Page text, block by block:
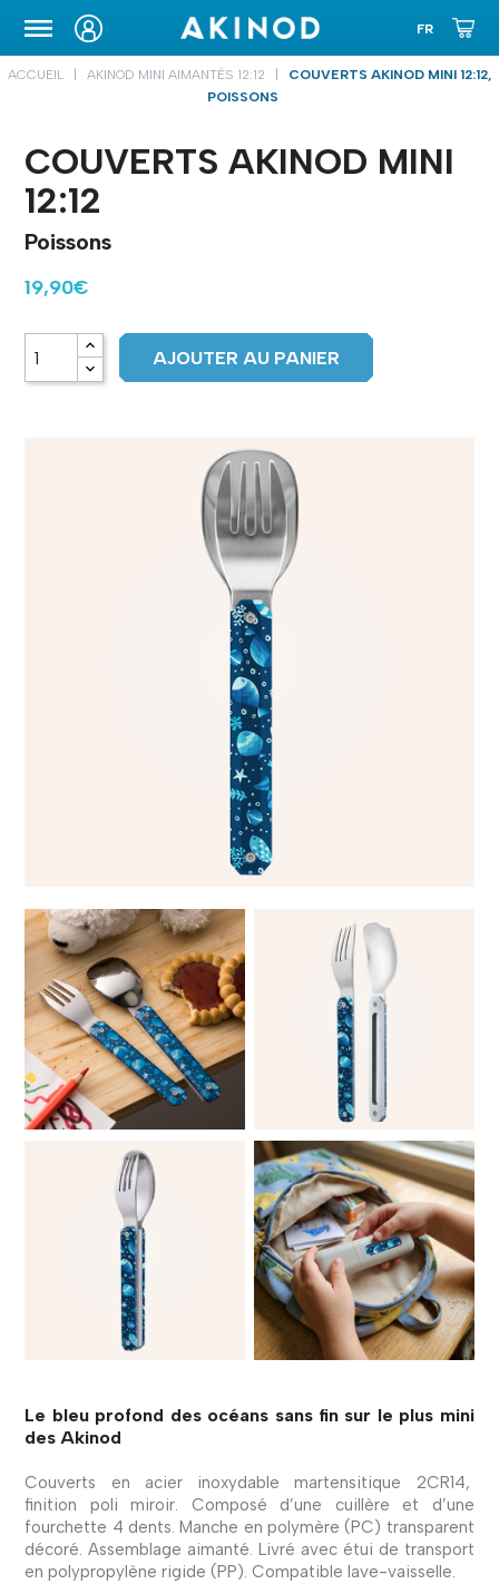
ETUIS DE TRANSPORT
ACCUEIL AKINOD MINI AIMANTÉS 12:12
COUVERTS AKINOD MINI 12:12,
POISSONS
COUVERTS AKINOD MINI
12:12
Poissons
19,90€
AJOUTER AU PANIER
Le bleu profond des océans sans fin sur le plus mini
des Akinod
Couverts en acier inoxydable martensitique 2CR14,
finition poli miroir. Composé d’une cuillère et d’une
fourchette 4 dents. Manche en polymère (PC) transparent
décoré. Assemblage aimanté. Livré avec étui de transport
en polypropylène rigide (PP). Compatible lave-vaisselle.